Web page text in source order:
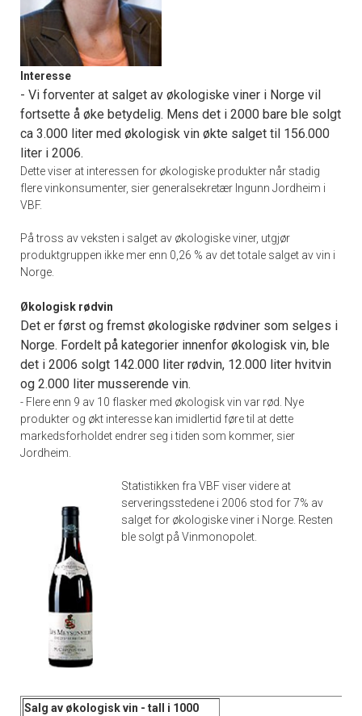
Interesse
- Vi forventer at salget av økologiske viner i Norge vil
fortsette å øke betydelig. Mens det i 2000 bare ble solgt
ca 3.000 liter med økologisk vin økte salget til 156.000
liter i 2006.
Dette viser at interessen for økologiske produkter når stadig
flere vinkonsumenter, sier generalsekretær Ingunn Jordheim i
VBF.
På tross av veksten i salget av økologiske viner, utgjør
produktgruppen ikke mer enn 0,26 % av det totale salget av vin i
Norge.
Økologisk rødvin
Det er først og fremst økologiske rødviner som selges i
Norge. Fordelt på kategorier innenfor økologisk vin, ble
det i 2006 solgt 142.000 liter rødvin, 12.000 liter hvitvin
og 2.000 liter musserende vin.
- Flere enn 9 av 10 flasker med økologisk vin var rød. Nye
produkter og økt interesse kan imidlertid føre til at dette
markedsforholdet endrer seg i tiden som kommer, sier
Jordheim.
Statistikken fra VBF viser videre at
serveringsstedene i 2006 stod for 7% av
salget for økologiske viner i Norge. Resten
ble solgt på Vinmonopolet.
Salg av økologisk vin - tall i 1000